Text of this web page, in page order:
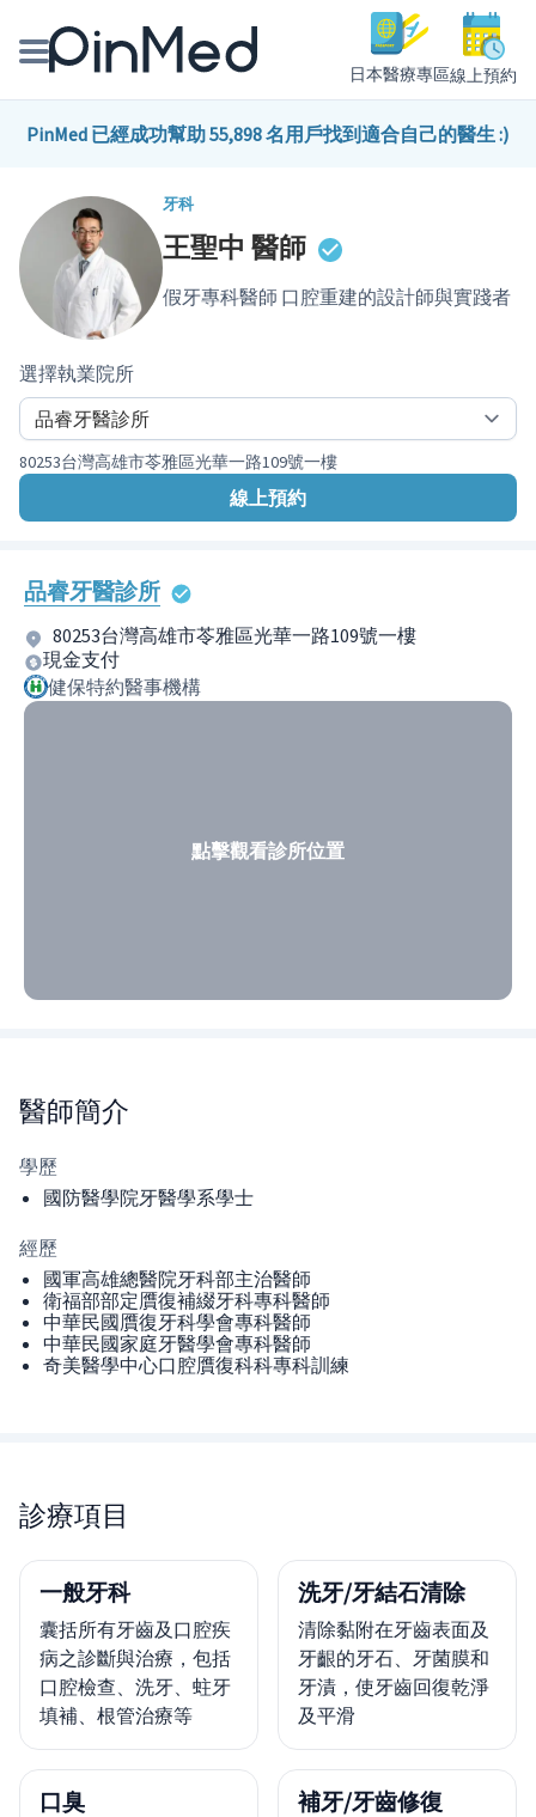
日本醫療專區線上預約
線上預約醫師、院所
醫師專欄專訪
健康主題館
PinMed 已經成功幫助 55,898 名用戶找到適合自己的醫生 :)
牙科
王聖中 醫師
假牙專科醫師 口腔重建的設計師與實踐者
選擇執業院所
80253台灣高雄市苓雅區光華一路109號一樓
線上預約
品睿牙醫診所
80253台灣高雄市苓雅區光華一路109號一樓
現金支付
健保特約醫事機構
點擊觀看診所位置
醫師簡介
學歷
國防醫學院牙醫學系學士
經歷
國軍高雄總醫院牙科部主治醫師
衛福部部定贋復補綴牙科專科醫師
中華民國贋復牙科學會專科醫師
中華民國家庭牙醫學會專科醫師
奇美醫學中心口腔贋復科科專科訓練
診療項目
一般牙科
囊括所有牙齒及口腔疾
病之診斷與治療，包括
口腔檢查、洗牙、蛀牙
填補、根管治療等
洗牙/牙結石清除
清除黏附在牙齒表面及
牙齦的牙石、牙菌膜和
牙漬，使牙齒回復乾淨
及平滑
口臭 補牙/牙齒修復